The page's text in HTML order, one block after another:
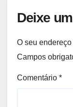
Deixe
O seu
Campos
Comentário *